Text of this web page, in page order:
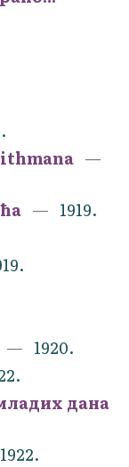
1919.
1920.
дана
1922.